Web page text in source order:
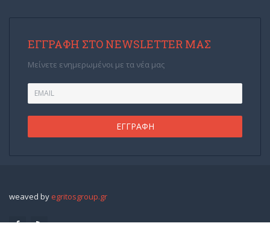
ΕΓΓΡΑΦΉ ΣΤΟ NEWSLETTER ΜΑΣ
Μείνετε ενημερωμένοι με τα νέα μας
weaved by egritosgroup.gr